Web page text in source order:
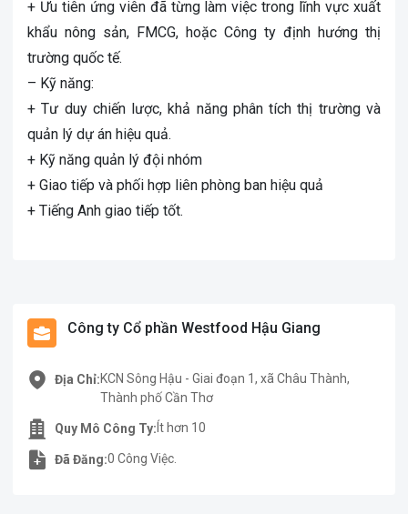
+ Ưu tiên ứng viên đã từng làm việc trong lĩnh vực xuất
khẩu nông sản, FMCG, hoặc Công ty định hướng thị
trường quốc tế.
– Kỹ năng:
+ Tư duy chiến lược, khả năng phân tích thị trường và
quản lý dự án hiệu quả.
+ Kỹ năng quản lý đội nhóm
+ Giao tiếp và phối hợp liên phòng ban hiệu quả
+ Tiếng Anh giao tiếp tốt.
Công ty Cổ phần Westfood Hậu Giang
Địa Chỉ:KCN Sông Hậu - Giai đoạn 1, xã Châu Thành,
Thành phố Cần Thơ
Quy Mô Công Ty: Ít hơn 10
Đã Đăng:0 Công Việc.